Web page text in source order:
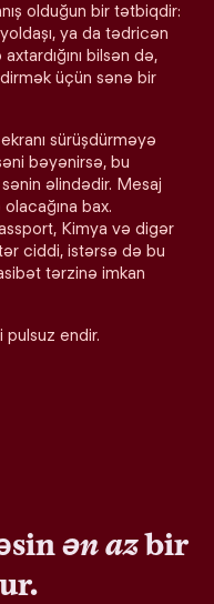
olduğun bir tətbiqdir:
ya da tədricən
bilsən də,
üçün sənə bir
sürüşdürməyə
bəyənirsə, bu
sənin əlindədir. Mesaj
bax.
Kimya və digər
ciddi, istərsə də bu
tərzinə imkan
endir.
ən azbir